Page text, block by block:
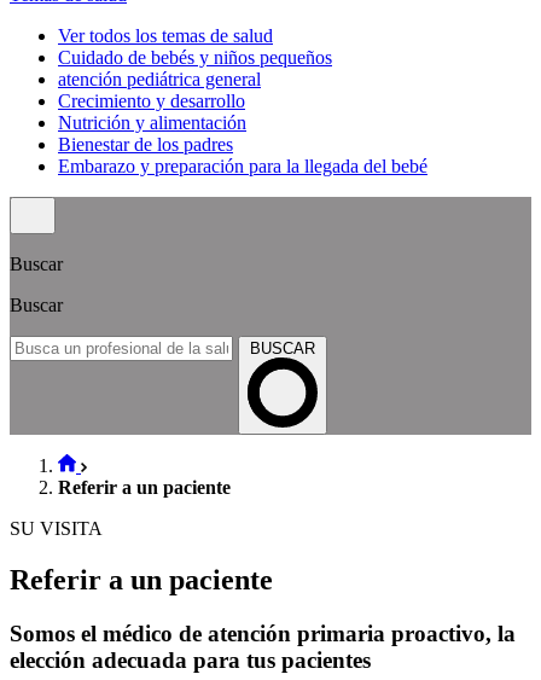
Ver todos los temas de salud
Cuidado de bebés y niños pequeños
atención pediátrica general
Crecimiento y desarrollo
Nutrición y alimentación
Bienestar de los padres
Embarazo y preparación para la llegada del bebé
Buscar
Buscar
BUSCAR
Referir a un paciente
SU VISITA
Referir a un paciente
Somos el médico de atención primaria proactivo, la
elección adecuada para tus pacientes